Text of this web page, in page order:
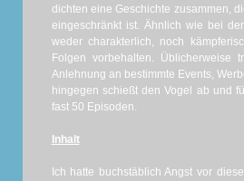
dichten eine Geschichte zusammen,
eingeschränkt ist. Ähnlich wie bei
weder charakterlich, noch
Folgen vorbehalten.
Anlehnung an bestimmte Events,
hingegen schießt den Vogel ab und
fast 50 Episoden.
Inhalt
Ich hatte buchstäblich Angst vor